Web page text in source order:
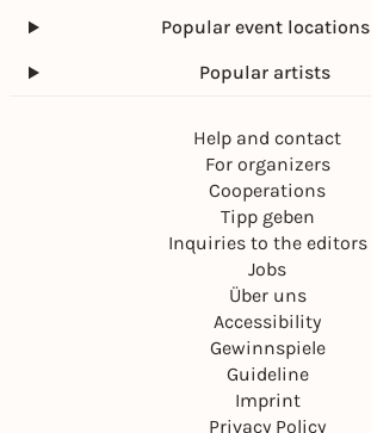
Popular event locations
Popular artists
Help and contact
For organizers
Cooperations
Tipp geben
Inquiries to the editors
Jobs
Über uns
Accessibility
Gewinnspiele
Guideline
Imprint
Privacy Policy